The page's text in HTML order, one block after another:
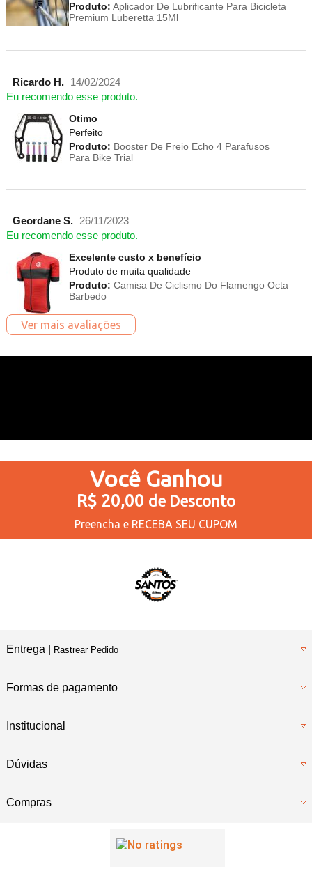
Produto: Aplicador De Lubrificante Para Bicicleta
Premium Luberetta 15Ml
Ricardo H.
14/02/2024
Eu recomendo esse produto.
Otimo
Perfeito
Produto: Booster De Freio Echo 4 Parafusos
Para Bike Trial
Geordane S.
26/11/2023
Eu recomendo esse produto.
Excelente custo x benefício
Produto de muita qualidade
Produto: Camisa De Ciclismo Do Flamengo Octa
Barbedo
Ver mais avaliações
Você Ganhou
R$ 20,00 de Desconto
Preencha e RECEBA SEU CUPOM
Entrega | Rastrear Pedido
Formas de pagamento
Institucional
Dúvidas
Compras